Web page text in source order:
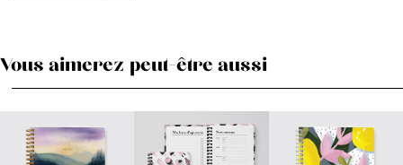
Vous aimerez peut-être aussi